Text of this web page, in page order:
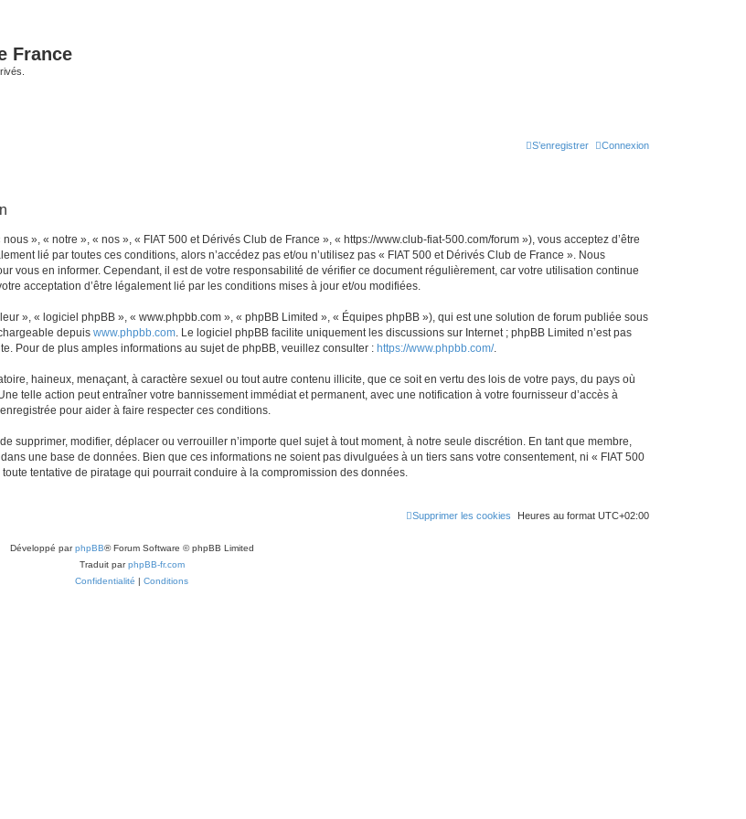
France
Connexion
S’enregistrer
», « notre », « nos », « FIAT 500 et Dérivés Club de France », « https://www.club-fiat-500.com/forum »), vous acceptez d’être
lié par toutes ces conditions, alors n’accédez pas et/ou n’utilisez pas « FIAT 500 et Dérivés Club de France ». Nous
vous en informer. Cependant, il est de votre responsabilité de vérifier ce document régulièrement, car votre utilisation continue
acceptation d’être légalement lié par les conditions mises à jour et/ou modifiées.
», « logiciel phpBB », « www.phpbb.com », « phpBB Limited », « Équipes phpBB »), qui est une solution de forum publiée sous
depuis www.phpbb.com. Le logiciel phpBB facilite uniquement les discussions sur Internet ; phpBB Limited n’est pas
Pour de plus amples informations au sujet de phpBB, veuillez consulter : https://www.phpbb.com/.
haineux, menaçant, à caractère sexuel ou tout autre contenu illicite, que ce soit en vertu des lois de votre pays, du pays où
telle action peut entraîner votre bannissement immédiat et permanent, avec une notification à votre fournisseur d’accès à
pour aider à faire respecter ces conditions.
supprimer, modifier, déplacer ou verrouiller n’importe quel sujet à tout moment, à notre seule discrétion. En tant que membre,
une base de données. Bien que ces informations ne soient pas divulguées à un tiers sans votre consentement, ni « FIAT 500
tentative de piratage qui pourrait conduire à la compromission des données.
Heures au format UTC+02:00
Supprimer les cookies
Développé parphpBB® Forum Software © phpBB Limited
Traduit parphpBB-fr.com
Confidentialité | Conditions